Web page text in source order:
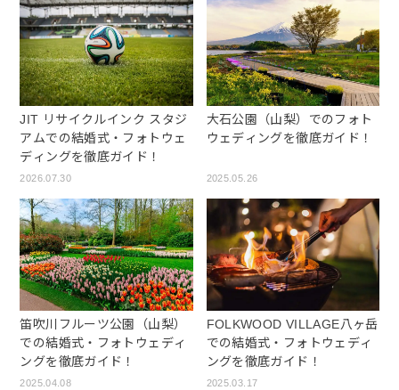
JIT リサイクルインク スタジ
アムでの結婚式・フォトウェ
ディングを徹底ガイド！
2026.07.30
大石公園（山梨）でのフォト
ウェディングを徹底ガイド！
2025.05.26
笛吹川フルーツ公園（山梨）
での結婚式・フォトウェディ
ングを徹底ガイド！
2025.04.08
FOLKWOOD VILLAGE八ヶ岳
での結婚式・フォトウェディ
ングを徹底ガイド！
2025.03.17